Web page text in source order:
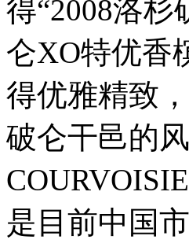
得“2008洛杉
仑XO特优香
得优雅精致
破仑干邑的
是目前中国